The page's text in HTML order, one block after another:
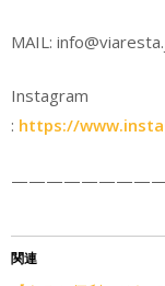
MAIL:
Instagram
: https://
関連